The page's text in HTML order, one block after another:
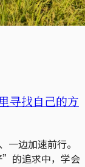
寻找自己的方
一边加速前行。
”的追求中，学会